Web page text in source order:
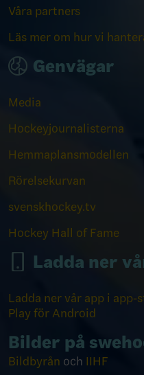
Våra partners
Läs mer om hur vi
Genvägar
Media
Hockeyjournalisterna
Hemmaplansmodellen
Rörelsekurvan
svenskhockey.tv
Hockey Hall of Fame
Ladda ner
Ladda ner vår app i
Play för Android
Bilder på
Bildbyrån och IIHF